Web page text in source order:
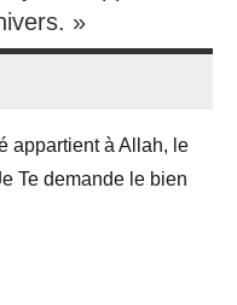
»
appartient à Allah, le
Te demande le bien